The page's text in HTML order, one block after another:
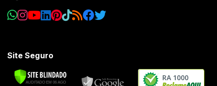
Site Seguro
RA 1000